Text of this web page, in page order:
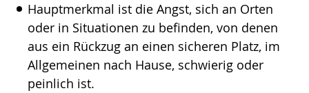
Hauptmerkmal ist die Angst, sich an Orten
oder in Situationen zu befinden, von denen
aus ein Rückzug an einen sicheren Platz, im
Allgemeinen nach Hause, schwierig oder
peinlich ist.
wechseln.
Deutscher
Gebärdensprache
wird
angezeigt.